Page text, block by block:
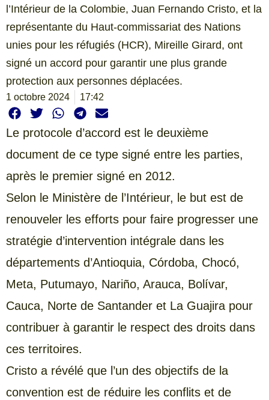
l’Intérieur de la Colombie, Juan Fernando Cristo, et la
représentante du Haut-commissariat des Nations
unies pour les réfugiés (HCR), Mireille Girard, ont
signé un accord pour garantir une plus grande
protection aux personnes déplacées.
1 octobre 2024 17:42
Le protocole d’accord est le deuxième
document de ce type signé entre les parties,
après le premier signé en 2012.
Selon le Ministère de l’Intérieur, le but est de
renouveler les efforts pour faire progresser une
stratégie d’intervention intégrale dans les
départements d’Antioquia, Córdoba, Chocó,
Meta, Putumayo, Nariño, Arauca, Bolívar,
Cauca, Norte de Santander et La Guajira pour
contribuer à garantir le respect des droits dans
ces territoires.
Cristo a révélé que l’un des objectifs de la
convention est de réduire les conflits et de